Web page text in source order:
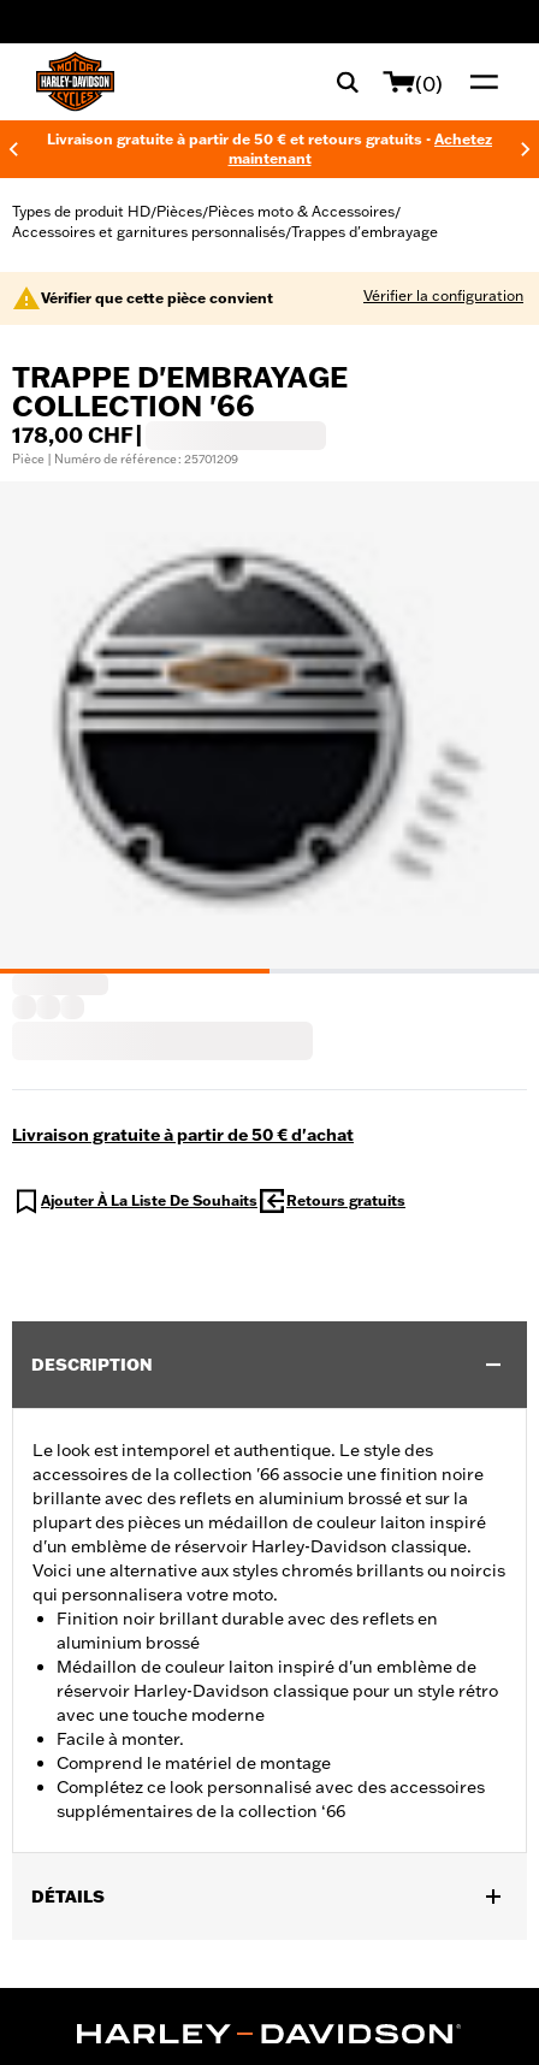
(0)
Livraison gratuite à partir de 50 € et retours gratuits - Achetez
maintenant
Types de produit HD/Pièces/Pièces moto & Accessoires/
Accessoires et garnitures personnalisés/Trappes d'embrayage
Vérifier que cette pièce convient Vérifier la configuration
TRAPPE D'EMBRAYAGE
COLLECTION '66
178,00 CHF
Pièce | Numéro de référence : 25701209
Livraison gratuite à partir de 50 € d'achat
Ajouter À La Liste De Souhaits Retours gratuits
DESCRIPTION
Le look est intemporel et authentique. Le style des
accessoires de la collection '66 associe une finition noire
brillante avec des reflets en aluminium brossé et sur la
plupart des pièces un médaillon de couleur laiton inspiré
d'un emblème de réservoir Harley-Davidson classique.
Voici une alternative aux styles chromés brillants ou noircis
qui personnalisera votre moto.
Finition noir brillant durable avec des reflets en
aluminium brossé
Médaillon de couleur laiton inspiré d'un emblème de
réservoir Harley-Davidson classique pour un style rétro
avec une touche moderne
Facile à monter.
Comprend le matériel de montage
Complétez ce look personnalisé avec des accessoires
supplémentaires de la collection ‘66
DÉTAILS
25700941, 25701039, 25701040 et 25701043.
Instructions d’installation